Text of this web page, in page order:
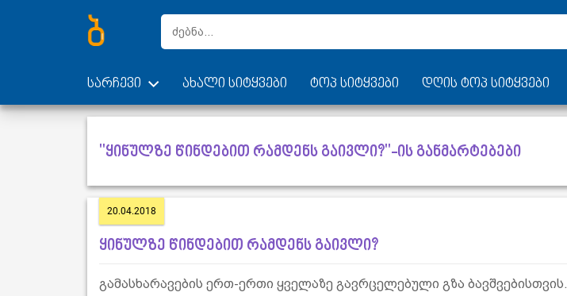
სარჩევი ახალი სიტყვები ტოპ სიტყვები დღის ტოპ სიტყვები
"ყინულზე წინდებით რამდენს გაივლი?"-ის განმარტებები
20.04.2018
ყინულზე წინდებით რამდენს გაივლი?
გამასხარავების ერთ-ერთი ყველაზე გავრცელებული გზა ბავშვებისთვის.